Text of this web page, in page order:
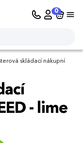
0
skládací nákupní
- lime